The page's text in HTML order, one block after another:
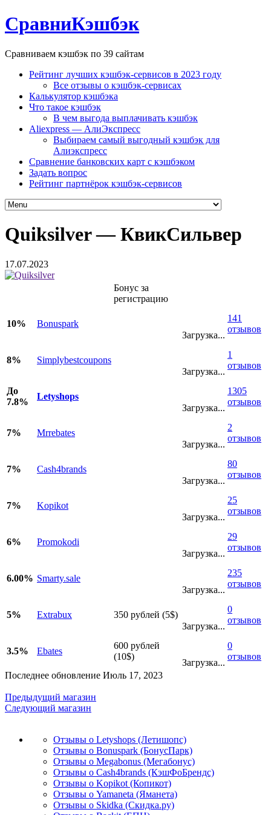
СравниКэшбэк
Сравниваем кэшбэк по 39 сайтам
Рейтинг лучших кэшбэк-сервисов в 2023 году
Все отзывы о кэшбэк-сервисах
Калькулятор кэшбэка
Что такое кэшбэк
В чем выгода выплачивать кэшбэк
Aliexpress — АлиЭкспресс
Выбираем самый выгодный кэшбэк для
Алиэкспресс
Сравнение банковских карт с кэшбэком
Задать вопрос
Рейтинг партнёрок кэшбэк-сервисов
Quiksilver — КвикСильвер
17.07.2023
Бонус за
регистрацию
10%
Bonuspark
Загрузка...
141
отзывов
8%
Simplybestcoupons
Загрузка...
1
отзывов
До
7.8%
Letyshops
Загрузка...
1305
отзывов
7%
Mrrebates
Загрузка...
2
отзывов
7%
Cash4brands
Загрузка...
80
отзывов
7%
Kopikot
Загрузка...
25
отзывов
6%
Promokodi
Загрузка...
29
отзывов
6.00% Smarty.sale
Загрузка...
235
отзывов
5% Extrabux
350 рублей (5$)
Загрузка...
0
отзывов
3.5% Ebates
600 рублей
(10$)
Загрузка...
0
отзывов
Последнее обновление Июль 17, 2023
Предыдущий магазин
Следующий магазин
Отзывы о Letyshops (Летишопс)
Отзывы о Bonuspark (БонусПарк)
Отзывы о Megabonus (Мегабонус)
Отзывы о Cash4brands (КэшФоБрендс)
Отзывы о Kopikot (Копикот)
Отзывы о Yamaneta (Яманета)
Отзывы о Skidka (Скидка.ру)